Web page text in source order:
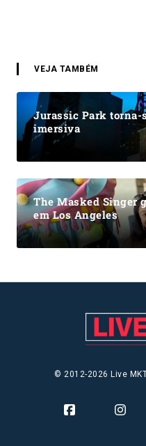
VEJA TAMBÉM
Jurassic Park torna-
imersiva
The Masked Singer
em Los Angeles
© 2012-2026 Live